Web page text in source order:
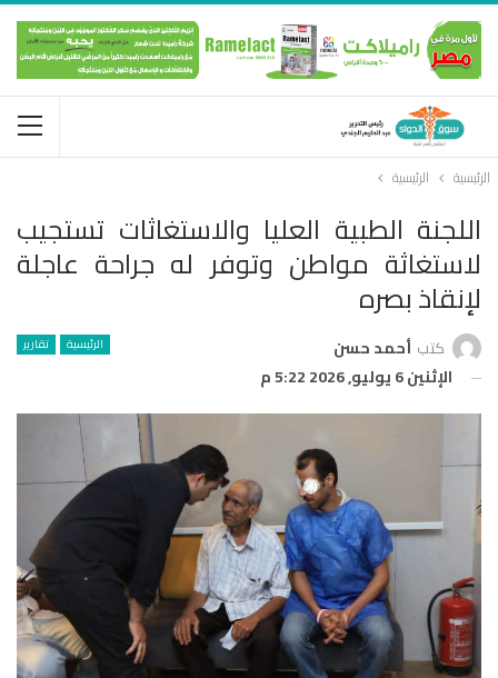
الرئيسية الرئيسية
اللجنة الطبية العليا والاستغاثات تستجيب
لاستغاثة مواطن وتوفر له جراحة عاجلة
لإنقاذ بصره
الرئيسية تقارير كتب أحمد حسن
الإثنين 6 يوليو, 2026 5:22 م